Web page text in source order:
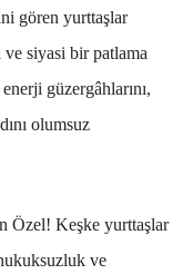
gören yurttaşlar
siyasi bir patlama
güzergâhlarını,
olumsuz
Özel! Keşke yurttaşlar
ve